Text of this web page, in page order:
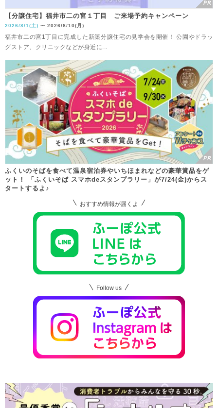
【分譲住宅】福井市二の宮１丁目 ご来場予約キャンペーン
2026/8/1(土) 〜 2026/8/10(月)
福井市二の宮1丁目に完成した新築分譲住宅の見学会を開催！ 公園やドラッ
グストア、クリニックなどが身近に...
ふくいのそばを食べて温泉宿泊券やいちほまれなどの豪華賞品をゲ
ット！ 「ふくいそば スマホdeスタンプラリー」が7/24(金)からス
タートするよ♪
おすすめ情報が届くよ
Follow us